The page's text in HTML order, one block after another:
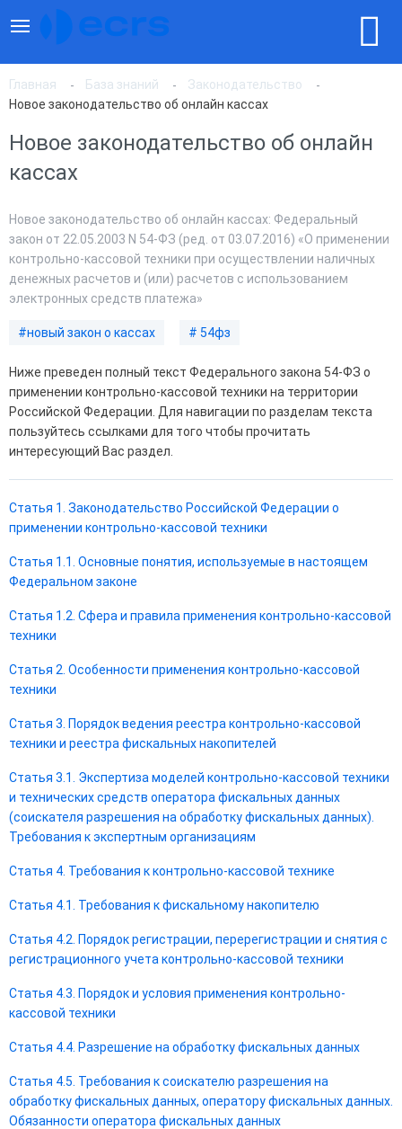
Главная База знаний
Законодательство
Новое законодательство об онлайн кассах
Новое законодательство об онлайн
кассах
Новое законодательство об онлайн кассах: Федеральный
закон от 22.05.2003 N 54-ФЗ (ред. от 03.07.2016) «О применении
контрольно-кассовой техники при осуществлении наличных
денежных расчетов и (или) расчетов с использованием
электронных средств платежа»
#новый закон о кассах # 54фз
Ниже преведен полный текст Федерального закона 54-ФЗ о
применении контрольно-кассовой техники на территории
Российской Федерации. Для навигации по разделам текста
пользуйтесь ссылками для того чтобы прочитать
интересующий Вас раздел.
Статья 1. Законодательство Российской Федерации о
применении контрольно-кассовой техники
Статья 1.1. Основные понятия, используемые в настоящем
Федеральном законе
Статья 1.2. Сфера и правила применения контрольно-кассовой
техники
Статья 2. Особенности применения контрольно-кассовой
техники
Статья 3. Порядок ведения реестра контрольно-кассовой
техники и реестра фискальных накопителей
Статья 3.1. Экспертиза моделей контрольно-кассовой техники
и технических средств оператора фискальных данных
(соискателя разрешения на обработку фискальных данных).
Требования к экспертным организациям
Статья 4. Требования к контрольно-кассовой технике
Статья 4.1. Требования к фискальному накопителю
Статья 4.2. Порядок регистрации, перерегистрации и снятия с
регистрационного учета контрольно-кассовой техники
Статья 4.3. Порядок и условия применения контрольно-
кассовой техники
Статья 4.4. Разрешение на обработку фискальных данных
Статья 4.5. Требования к соискателю разрешения на
обработку фискальных данных, оператору фискальных данных.
Обязанности оператора фискальных данных